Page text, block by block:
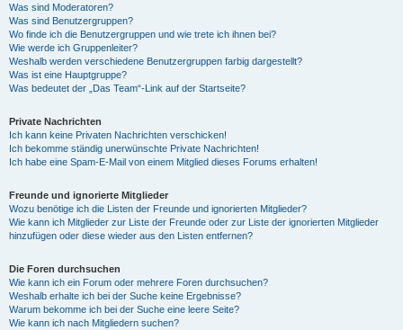
Was sind Moderatoren?
Was sind Benutzergruppen?
Wo finde ich die Benutzergruppen und wie trete ich ihnen bei?
Wie werde ich Gruppenleiter?
Weshalb werden verschiedene Benutzergruppen farbig dargestellt?
Was ist eine Hauptgruppe?
Was bedeutet der „Das Team“-Link auf der Startseite?
Private Nachrichten
Ich kann keine Privaten Nachrichten verschicken!
Ich bekomme ständig unerwünschte Private Nachrichten!
Ich habe eine Spam-E-Mail von einem Mitglied dieses Forums erhalten!
Freunde und ignorierte Mitglieder
Wozu benötige ich die Listen der Freunde und ignorierten Mitglieder?
Wie kann ich Mitglieder zur Liste der Freunde oder zur Liste der ignorierten Mitglieder
hinzufügen oder diese wieder aus den Listen entfernen?
Die Foren durchsuchen
Wie kann ich ein Forum oder mehrere Foren durchsuchen?
Weshalb erhalte ich bei der Suche keine Ergebnisse?
Warum bekomme ich bei der Suche eine leere Seite?
Wie kann ich nach Mitgliedern suchen?